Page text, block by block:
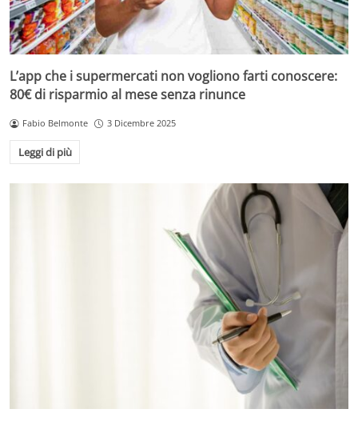
L’app che i supermercati non vogliono farti conoscere:
80€ di risparmio al mese senza rinunce
Fabio Belmonte 3 Dicembre 2025
Leggi di più